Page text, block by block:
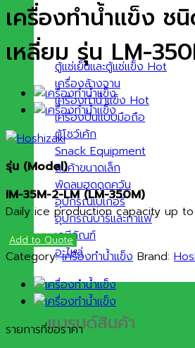
ตู้แช่เย็นและตู้แช่แข็ง
เครื่องล้างจาน
เครื่องทำน้ำแข็ง
เครื่องปั่นแบบมือถือ
ตู้โชว์เค้ก
Snack Equipment
สินค้าขนาดเล็ก
พัดลมฮูดดูดควัน
อุปกรณ์เบเกอรี่
อุปกรณ์บาร์และกาแฟ
เคมีภัณฑ์
อะไหล่
แบรนด์สินค้า
เครื่องทำน้ำแข็ง ช
เหลี่ยม รุ่น LM-
รุ่น (Model)
IM-35M-2-LM (LM-350M)
Daily ice production capacity up to
Add to Quote
Category:เครื่องทำน้ำแข็ง Brand:
รายการที่ขอราคา